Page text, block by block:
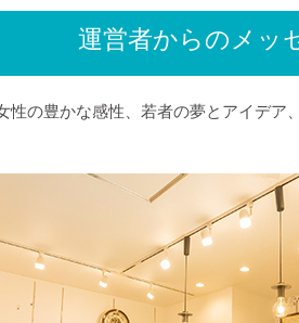
運営者からのメッ
性の豊かな感性、若者の夢とアイデ